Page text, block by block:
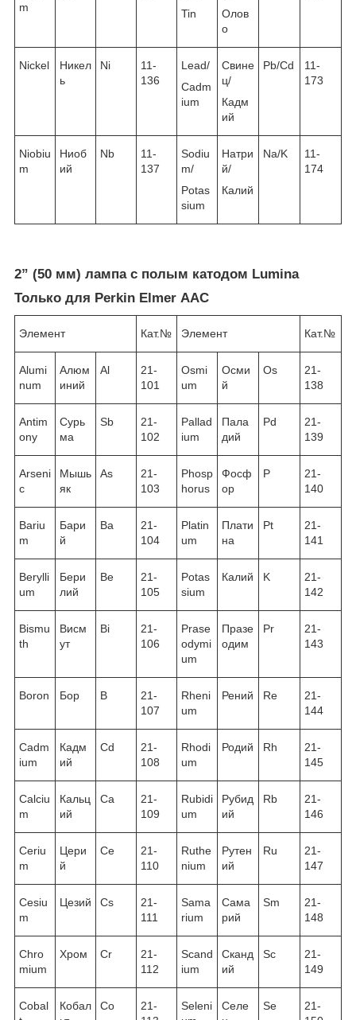
m
Tin
Олов
о
Nickel
Никел
ь
Ni
11-
136
Lead/
Cadm
ium
Свине
ц/
Кадм
ий
Pb/Cd
11-
173
Niobiu
m
Ниоб
ий
Nb
11-
137
Sodiu
m/
Potas
sium
Натри
й/
Калий
Na/K
11-
174
2” (50 мм) лампа с полым катодом Lumina
Только для Perkin Elmer ААС
Элемент Кат.№ Элемент Кат.№
Alumi
num
Алюм
иний
Al
21-
101
Osmi
um
Осми
й
Os
21-
138
Antim
ony
Сурь
ма
Sb
21-
102
Pallad
ium
Пала
дий
Pd
21-
139
Arseni
c
Мышь
як
As
21-
103
Phosp
horus
Фосф
ор
P
21-
140
Bariu
m
Бари
й
Ba
21-
104
Platin
um
Плати
на
Pt
21-
141
Berylli
um
Бери
лий
Be
21-
105
Potas
sium
Калий K
21-
142
Bismu
th
Висм
ут
Bi
21-
106
Prase
odymi
um
Празе
одим
Pr
21-
143
Boron Бор B
21-
107
Rheni
um
Рений Re
21-
144
Cadm
ium
Кадм
ий
Cd
21-
108
Rhodi
um
Родий Rh
21-
145
Calciu
m
Кальц
ий
Ca
21-
109
Rubidi
um
Рубид
ий
Rb
21-
146
Ceriu
m
Цери
й
Ce
21-
110
Ruthe
nium
Рутен
ий
Ru
21-
147
Cesiu
m
Цезий Cs
21-
111
Sama
rium
Сама
рий
Sm
21-
148
Chro
mium
Хром Cr
21-
112
Scand
ium
Сканд
ий
Sc
21-
149
Cobal
Кобал
Co
21-
Seleni
Селе
Se
21-